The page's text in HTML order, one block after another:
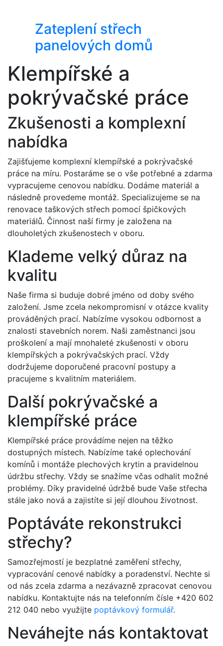
Zateplení střech
panelových domů
Klempířské a
pokrývačské práce
Zkušenosti a komplexní
nabídka
Zajišťujeme komplexní klempířské a pokrývačské
práce na míru. Postaráme se o vše potřebné a zdarma
vypracujeme cenovou nabídku. Dodáme materiál a
následně provedeme montáž. Specializujeme se na
renovace taškových střech pomocí špičkových
materiálů. Činnost naší firmy je založena na
dlouholetých zkušenostech v oboru.
Klademe velký důraz na
kvalitu
Naše firma si buduje dobré jméno od doby svého
založení. Jsme zcela nekompromisní v otázce kvality
prováděných prací. Nabízíme vysokou odbornost a
znalosti stavebních norem. Naši zaměstnanci jsou
proškolení a mají mnohaleté zkušenosti v oboru
klempířských a pokrývačských prací. Vždy
dodržujeme doporučené pracovní postupy a
pracujeme s kvalitním materiálem.
Další pokrývačské a
klempířské práce
Klempířské práce provádíme nejen na těžko
dostupných místech. Nabízíme také oplechování
komínů i montáže plechových krytin a pravidelnou
údržbu střechy. Vždy se snažíme včas odhalit možné
problémy. Díky pravidelné údržbě bude Vaše střecha
stále jako nová a zajistíte si její dlouhou životnost.
Poptáváte rekonstrukci
střechy?
Samozřejmostí je bezplatné zaměření střechy,
vypracování cenové nabídky a poradenství. Nechte si
od nás zcela zdarma a nezávazně zpracovat cenovou
nabídku. Kontaktujte nás na telefonním čísle +420 602
212 040 nebo využijte poptávkový formulář.
Neváhejte nás kontaktovat